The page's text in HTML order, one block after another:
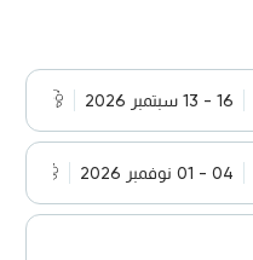
16 - 13 سبتمبر 2026
04 - 01 نوفمبر 2026